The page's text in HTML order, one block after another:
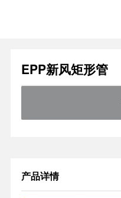
EPP新风矩形管
产品详情